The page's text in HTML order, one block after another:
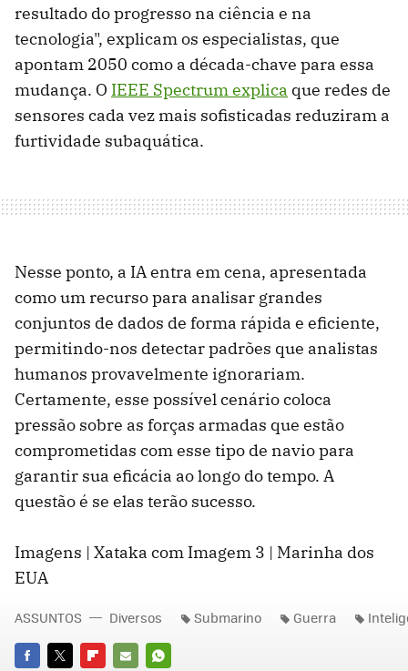
resultado do progresso na ciência e na
tecnologia", explicam os especialistas, que
apontam 2050 como a década-chave para essa
mudança. O IEEE Spectrum explica que redes de
sensores cada vez mais sofisticadas reduziram a
furtividade subaquática.
Nesse ponto, a IA entra em cena, apresentada
como um recurso para analisar grandes
conjuntos de dados de forma rápida e eficiente,
permitindo-nos detectar padrões que analistas
humanos provavelmente ignorariam.
Certamente, esse possível cenário coloca
pressão sobre as forças armadas que estão
comprometidas com esse tipo de navio para
garantir sua eficácia ao longo do tempo. A
questão é se elas terão sucesso.
Imagens | Xataka com Imagem 3 | Marinha dos
EUA
ASSUNTOS Diversos Submarino Guerra